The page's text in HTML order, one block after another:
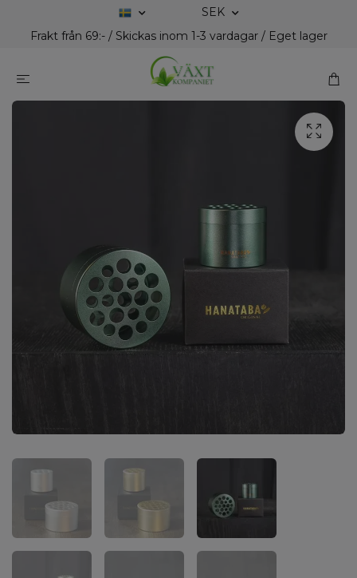
SEK
Frakt från 69:- / Skickas inom 1-3 vardagar / Eget lager